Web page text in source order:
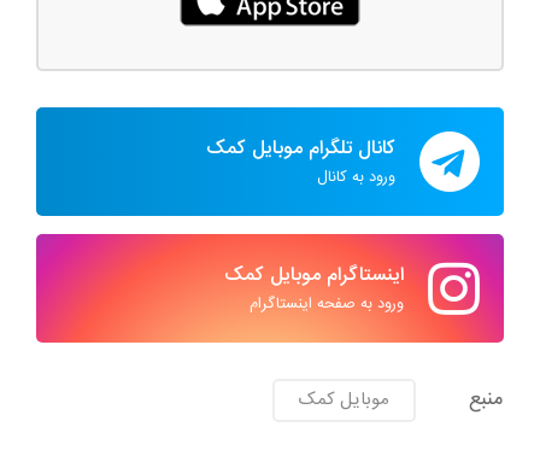
کانال تلگرام موبایل کمک
ورود به کانال
اینستاگرام موبایل کمک
ورود به صفحه اینستاگرام
منبع موبایل کمک